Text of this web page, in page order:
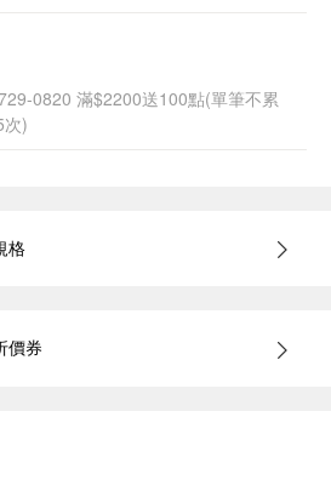
0820 滿$2200送100點(單筆不累
次)
格
價券